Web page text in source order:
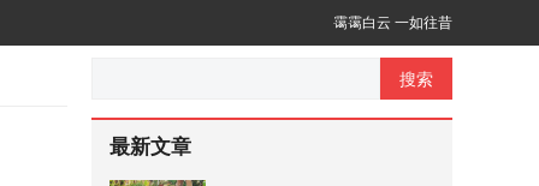
霭霭白云 一如往昔
搜索
最新文章